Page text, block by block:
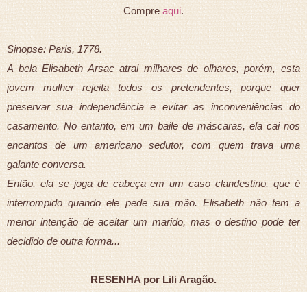
Compre aqui.
Sinopse: Paris, 1778.
A bela Elisabeth Arsac atrai milhares de olhares, porém, esta
jovem mulher rejeita todos os pretendentes, porque quer
preservar sua independência e evitar as inconveniências do
casamento. No entanto, em um baile de máscaras, ela cai nos
encantos de um americano sedutor, com quem trava uma
galante conversa.
Então, ela se joga de cabeça em um caso clandestino, que é
interrompido quando ele pede sua mão. Elisabeth não tem a
menor intenção de aceitar um marido, mas o destino pode ter
decidido de outra forma...
RESENHA por Lili Aragão.